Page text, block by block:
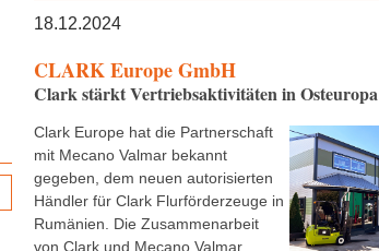
18.12.2024
CLARK Europe GmbH
Clark stärkt Vertriebsaktivitäten in Osteuropa
Clark Europe hat die Partnerschaft
mit Mecano Valmar bekannt
gegeben, dem neuen autorisierten
Händler für Clark Flurförderzeuge in
Rumänien. Die Zusammenarbeit
von Clark und Mecano Valmar